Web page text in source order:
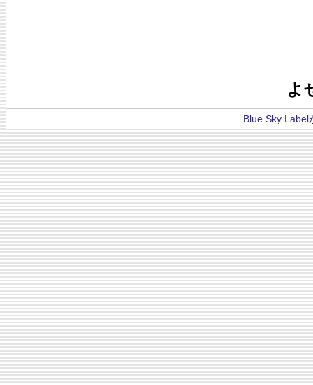
よ
Blue Sky Label